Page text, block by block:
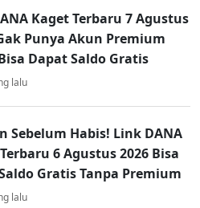
Kaget Terbaru 7 Agustus
Punya Akun Premium
Dapat Saldo Gratis
lalu
Sebelum Habis! Link DANA
6 Agustus 2026 Bisa
Gratis Tanpa Premium
lalu